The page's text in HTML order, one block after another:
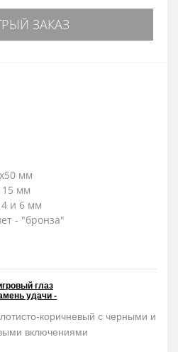
ЗАКАЗ
мм
мм
и 6 мм
- "бронза"
глаз
удачи -
коричневый с черными и
включениями